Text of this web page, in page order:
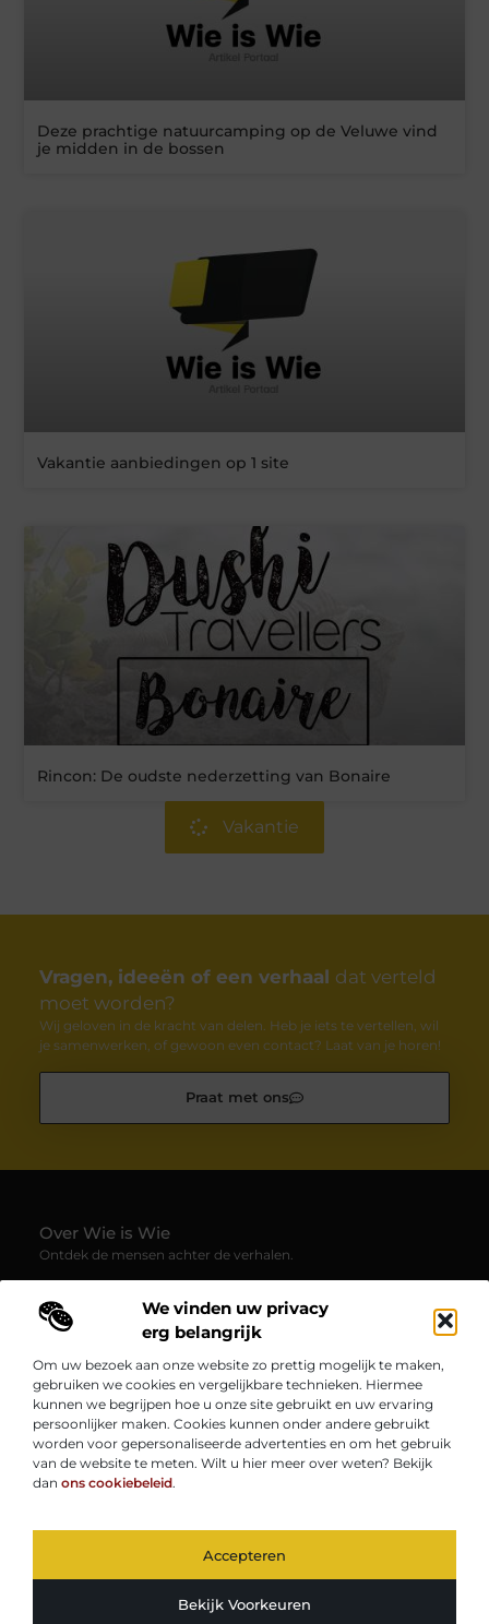
We vinden uw privacy
erg belangrijk
Om uw bezoek aan onze website zo prettig mogelijk te maken,
gebruiken we cookies en vergelijkbare technieken. Hiermee
kunnen we begrijpen hoe u onze site gebruikt en uw ervaring
persoonlijker maken. Cookies kunnen onder andere gebruikt
worden voor gepersonaliseerde advertenties en om het gebruik
van de website te meten. Wilt u hier meer over weten? Bekijk
dan ons cookiebeleid.
Accepteren
Bekijk Voorkeuren
Deze prachtige natuurcamping op de Veluwe vind
je midden in de bossen
Vakantie aanbiedingen op 1 site
Rincon: De oudste nederzetting van Bonaire
Vakantie
Vragen, ideeën of een verhaal dat verteld
moet worden?
Wij geloven in de kracht van delen. Heb je iets te vertellen, wil
je samenwerken, of gewoon even contact? Laat van je horen!
Praat met ons
Over Wie is Wie
Ontdek de mensen achter de verhalen.
over boeiende persoonlijkheden uit alle hoeken van de
samenleving. Laat je verrassen door inspirerende
Onze informatie
Bericht categorie
www.wie-is-wie.be.All Right Reserved.